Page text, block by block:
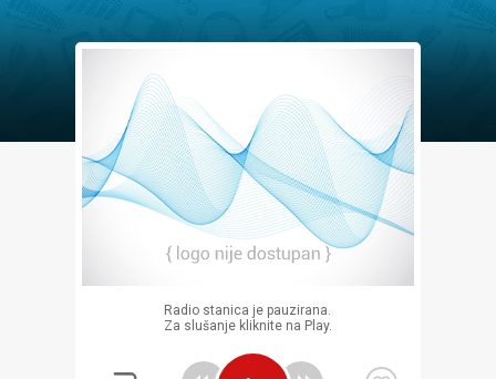
Radio stanica je pauzirana.
Za slušanje kliknite na Play.